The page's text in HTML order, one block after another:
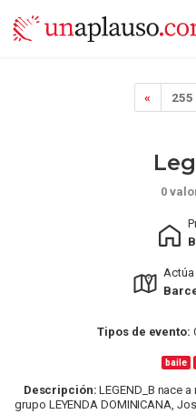
« 255
0
Actúa
Tipos de evento:
baile
Descripción: LEGEND_B nace
grupo LEYENDA DOMINICANA,